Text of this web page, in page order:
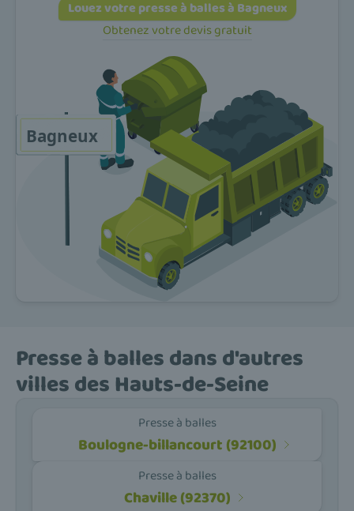
Louez votre presse à balles à Bagneux
Obtenez votre devis gratuit
Presse à balles dans d'autres
villes des Hauts-de-Seine
Presse à balles
Boulogne-billancourt (92100)
Presse à balles
Chaville (92370)